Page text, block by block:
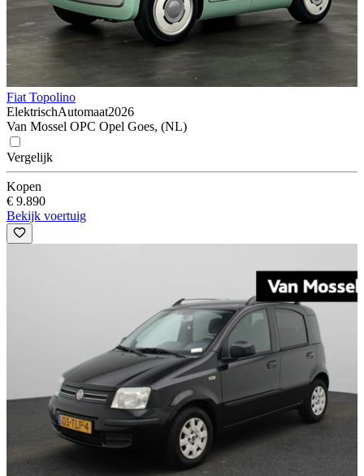
Fiat Topolino
ElektrischAutomaat2026
Van Mossel OPC Opel Goes, (NL)
Vergelijk
Kopen
€ 9.890
Bekijk voertuig